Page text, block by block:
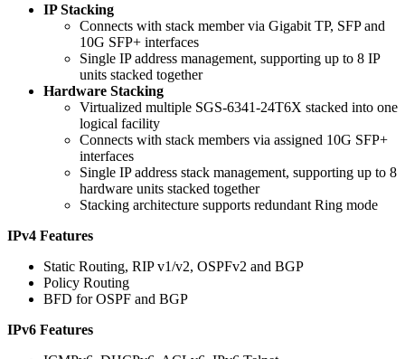
IP Stacking
Connects with stack member via Gigabit TP, SFP and
10G SFP+ interfaces
Single IP address management, supporting up to 8 IP
units stacked together
Hardware Stacking
Virtualized multiple SGS-6341-24T6X stacked into one
logical facility
Connects with stack members via assigned 10G SFP+
interfaces
Single IP address stack management, supporting up to 8
hardware units stacked together
Stacking architecture supports redundant Ring mode
IPv4 Features
Static Routing, RIP v1/v2, OSPFv2 and BGP
Policy Routing
BFD for OSPF and BGP
IPv6 Features